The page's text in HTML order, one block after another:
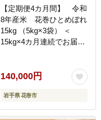
【定期便4カ月間】 令和
8年産米 花巻ひとめぼれ
15kg （5kg×3袋） ＜
15kg×4カ月連続でお届け
140,000円
岩手県 花巻市